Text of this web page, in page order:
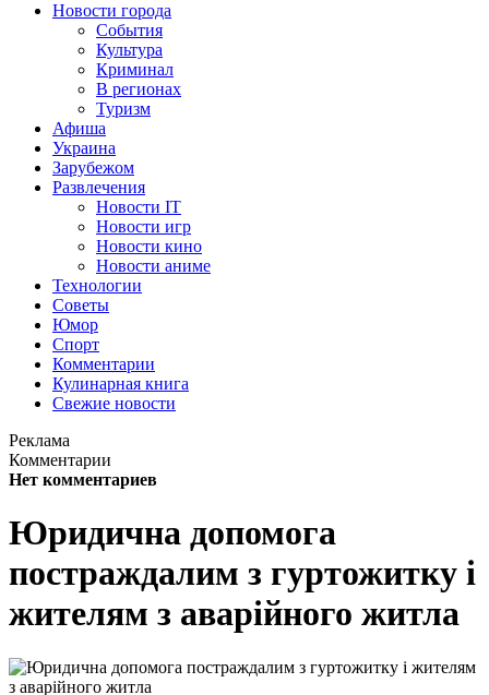
Новости города
События
Культура
Криминал
В регионах
Туризм
Афиша
Украина
Зарубежом
Развлечения
Новости IT
Новости игр
Новости кино
Новости аниме
Технологии
Советы
Юмор
Спорт
Комментарии
Кулинарная книга
Свежие новости
Реклама
Комментарии
Нет комментариев
Юридична допомога
постраждалим з гуртожитку і
жителям з аварійного житла